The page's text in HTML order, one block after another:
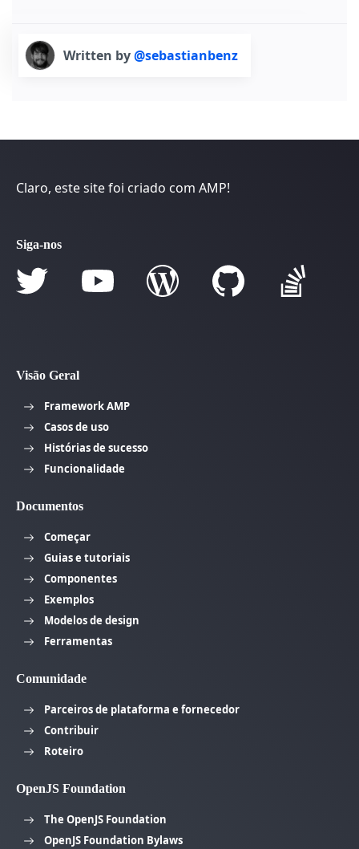
Written by@sebastianbenz
Claro, este site foi criado com AMP!
Siga-nos
Visão Geral
Framework AMP
Casos de uso
Histórias de sucesso
Funcionalidade
Documentos
Começar
Guias e tutoriais
Componentes
Exemplos
Modelos de design
Ferramentas
Comunidade
Parceiros de plataforma e fornecedor
Contribuir
Roteiro
OpenJS Foundation
The OpenJS Foundation
OpenJS Foundation Bylaws